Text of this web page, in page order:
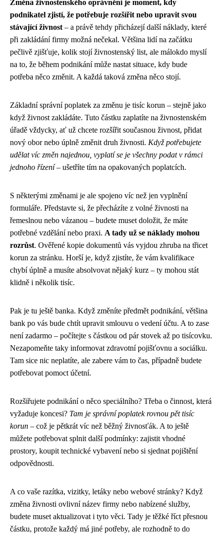
Změna živnostenského oprávnění je moment, kdy
podnikatel zjistí, že potřebuje rozšířit nebo upravit svou
stávající živnost – a právě tehdy přicházejí další náklady, které
při zakládání firmy možná nečekal. Většina lidí na začátku
pečlivě zjišťuje, kolik stojí živnostenský list, ale málokdo myslí
na to, že během podnikání může nastat situace, kdy bude
potřeba něco změnit. A každá taková změna něco stojí.
Základní správní poplatek za změnu je tisíc korun – stejně jako
když živnost zakládáte. Tuto částku zaplatíte na živnostenském
úřadě vždycky, ať už chcete rozšířit současnou živnost, přidat
nový obor nebo úplně změnit druh živnosti. Když potřebujete
udělat víc změn najednou, vyplatí se je všechny podat v rámci
jednoho řízení– ušetříte tím na opakovaných poplatcích.
S některými změnami je ale spojeno víc než jen vyplnění
formuláře. Představte si, že přecházíte z volné živnosti na
řemeslnou nebo vázanou – budete muset doložit, že máte
potřebné vzdělání nebo praxi. A tady už se náklady mohou
rozrůst. Ověřené kopie dokumentů vás vyjdou zhruba na třicet
korun za stránku. Horší je, když zjistíte, že vám kvalifikace
chybí úplně a musíte absolvovat nějaký kurz – ty mohou stát
klidně i několik tisíc.
Pak je tu ještě banka. Když změníte předmět podnikání, většina
bank po vás bude chtít upravit smlouvu o vedení účtu. A to zase
není zadarmo – počítejte s částkou od pár stovek až po tisícovku.
Nezapomeňte taky informovat zdravotní pojišťovnu a sociálku.
Tam sice nic neplatíte, ale zabere vám to čas, případně budete
potřebovat pomoct účetní.
Rozšiřujete podnikání o něco speciálního? Třeba o činnost, která
vyžaduje koncesi? Tam je správní poplatek rovnou pět tisíc
korun – což je pětkrát víc než běžný živnosťák. A to ještě
můžete potřebovat splnit další podmínky: zajistit vhodné
prostory, koupit technické vybavení nebo si sjednat pojištění
odpovědnosti.
A co vaše razítka, vizitky, letáky nebo webové stránky? Když
změna živnosti ovlivní název firmy nebo nabízené služby,
budete muset aktualizovat i tyto věci. Tady je těžké říct přesnou
částku, protože každý má jiné potřeby, ale rozhodně to do